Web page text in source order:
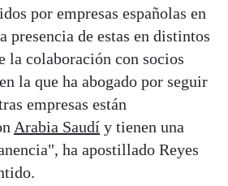
por empresas españolas en
presencia de estas en distintos
la colaboración con socios
la que ha abogado por seguir
empresas están
Arabia Saudí y tienen una
ha apostillado Reyes